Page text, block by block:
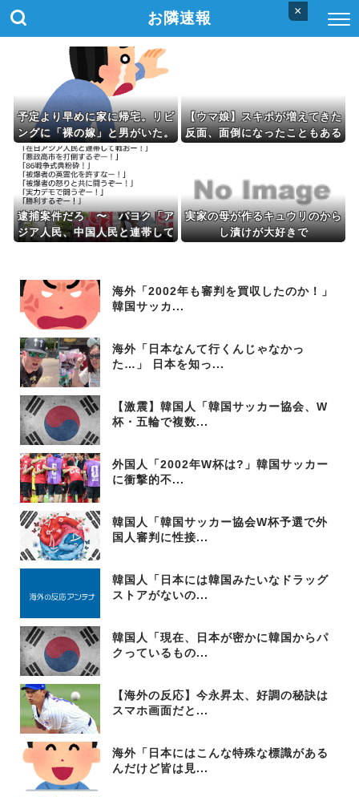
×
お隣速報
予定より早めに家に帰宅。リビ
ングに「裸の嫁」と男がいた。
まさかの不倫現場に遭遇...
【ウマ娘】スキポが増えてきた
反面、面倒になったこともある
逮捕案件だろ 〜 パヨク「ア
ジア人民、中国人民と連帯して
実家の母が作るキュウリのから
し漬けが大好きで
海外「2002年も審判を買収したのか！」
韓国サッカ...
海外「日本なんて行くんじゃなかっ
た…」 日本を知っ...
【激震】韓国人「韓国サッカー協会、W
杯・五輪で複数...
外国人「2002年W杯は?」韓国サッカー
に衝撃的不...
韓国人「韓国サッカー協会W杯予選で外
国人審判に性接...
韓国人「日本には韓国みたいなドラッグ
ストアがないの...
韓国人「現在、日本が密かに韓国からパ
クっているもの...
【海外の反応】今永昇太、好調の秘訣は
スマホ画面だと...
海外「日本にはこんな特殊な標識がある
んだけど皆は見...